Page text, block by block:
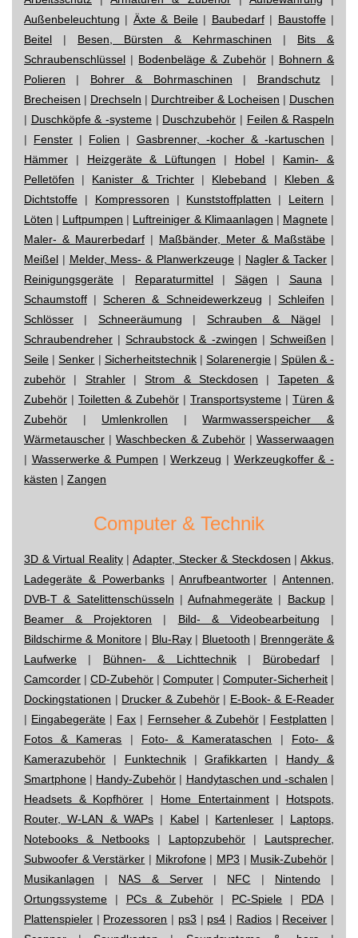
Außenbeleuchtung | Äxte & Beile| Baubedarf| Baustoffe|
Beitel | Besen, Bürsten & Kehrmaschinen | Bits &
Schraubenschlüssel | Bodenbeläge & Zubehör| Bohnern &
Polieren | Bohrer & Bohrmaschinen | Brandschutz|
Brecheisen | Drechseln | Durchtreiber & Locheisen | Duschen
| Duschköpfe & -systeme | Duschzubehör | Feilen & Raspeln
| Fenster | Folien | Gasbrenner, -kocher & -kartuschen |
Hämmer | Heizgeräte & Lüftungen | Hobel| Kamin- &
Pelletöfen | Kanister & Trichter| Klebeband | Kleben &
Dichtstoffe | Kompressoren | Kunststoffplatten | Leitern |
Löten | Luftpumpen | Luftreiniger & Klimaanlagen | Magnete|
Maler- & Maurerbedarf | Maßbänder, Meter & Maßstäbe |
Meißel | Melder, Mess- & Planwerkzeuge | Nagler & Tacker |
Reinigungsgeräte | Reparaturmittel| Sägen | Sauna |
Schaumstoff |Scheren & Schneidewerkzeug | Schleifen |
Schlösser | Schneeräumung | Schrauben & Nägel|
Schraubendreher |Schraubstock & -zwingen | Schweißen |
Seile |Senker | Sicherheitstechnik|Solarenergie | Spülen & -
zubehör | Strahler|Strom & Steckdosen | Tapeten &
Zubehör | Toiletten & Zubehör | Transportsysteme | Türen &
Zubehör | Umlenkrollen |Warmwasserspeicher &
Wärmetauscher |Waschbecken & Zubehör|Wasserwaagen
| Wasserwerke & Pumpen |Werkzeug | Werkzeugkoffer & -
kästen | Zangen
Computer & Technik
3D & Virtual Reality|Adapter, Stecker & Steckdosen |Akkus,
Ladegeräte & Powerbanks|Anrufbeantworter |Antennen,
DVB-T & Satelittenschüsseln |Aufnahmegeräte | Backup|
Beamer & Projektoren | Bild- & Videobearbeitung |
Bildschirme & Monitore| Blu-Ray| Bluetooth | Brenngeräte &
Laufwerke | Bühnen- & Lichttechnik| Bürobedarf|
Camcorder | CD-Zubehör | Computer | Computer-Sicherheit |
Dockingstationen | Drucker & Zubehör| E-Book- & E-Reader
| Eingabegeräte | Fax | Fernseher & Zubehör| Festplatten |
Fotos & Kameras | Foto- & Kamerataschen | Foto- &
Kamerazubehör | Funktechnik|Grafikkarten | Handy &
Smartphone | Handy-Zubehör | Handytaschen und -schalen |
Headsets & Kopfhörer | Home Entertainment| Hotspots,
Router, W-LAN & WAPs | Kabel| Kartenleser | Laptops,
Notebooks & Netbooks | Laptopzubehör | Lautsprecher,
Subwoofer & Verstärker | Mikrofone| MP3 | Musik-Zubehör |
Musikanlagen | NAS & Server| NFC | Nintendo|
Ortungssysteme | PCs & Zubehör| PC-Spiele | PDA|
Plattenspieler | Prozessoren | ps3 | ps4 | Radios| Receiver |